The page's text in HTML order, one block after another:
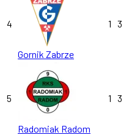
4
Gornik Zabrze
1 3
5
Radomiak Radom
1 3